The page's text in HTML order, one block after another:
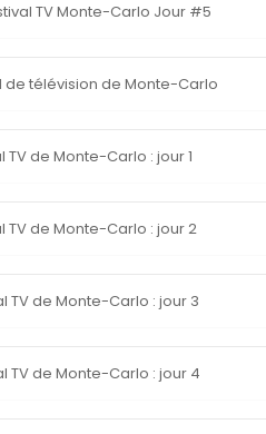
TV Monte-Carlo Jour #5
de télévision de Monte-Carlo
TV de Monte-Carlo : jour 1
TV de Monte-Carlo : jour 2
TV de Monte-Carlo : jour 3
TV de Monte-Carlo : jour 4